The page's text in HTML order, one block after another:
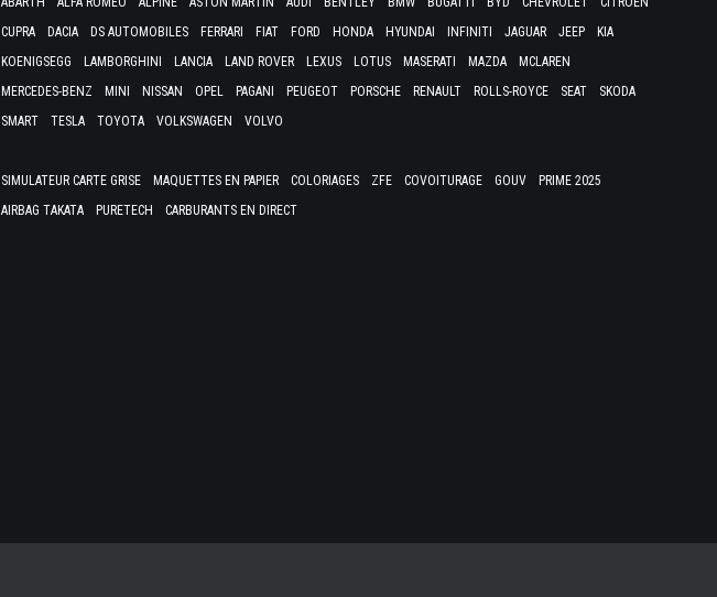
CUPRA
DACIA DS AUTOMOBILES FERRARI FIAT FORD HONDA HYUNDAI INFINITI JAGUAR JEEP
KIA
KOENIGSEGG
LAMBORGHINI LANCIA LAND ROVER LEXUS LOTUS MASERATI MAZDA
MCLAREN
MERCEDES-BENZ
MINI NISSAN OPEL PAGANI PEUGEOT PORSCHE RENAULT ROLLS-ROYCE SEAT
SKODA
SMART
TESLA TOYOTA VOLKSWAGEN VOLVO
SIMULATEUR CARTE GRISE MAQUETTES EN PAPIER COLORIAGES ZFE COVOITURAGE GOUV
PRIME 2025
AIRBAG TAKATA
PURETECH CARBURANTS EN DIRECT